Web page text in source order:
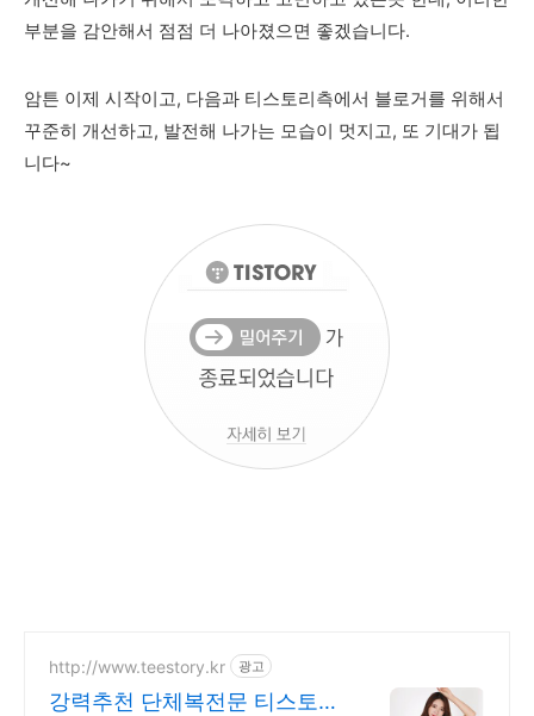
부분을 감안해서 점점 더 나아졌으면 좋겠습니다.
암튼 이제 시작이고, 다음과 티스토리측에서 블로거를 위해서
꾸준히 개선하고, 발전해 나가는 모습이 멋지고, 또 기대가 됩
니다~
http://www.teestory.kr 광고
강력추천 단체복전문 티스토리